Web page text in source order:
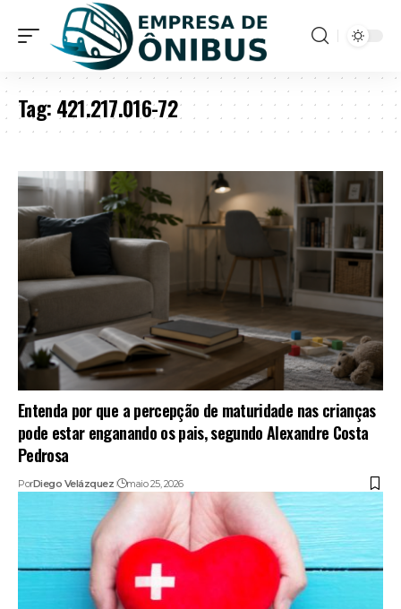
Tag:421.217.016-72
Entenda por que a percepção de maturidade nas crianças
pode estar enganando os pais, segundo Alexandre Costa
Pedrosa
PorDiego Velázquez maio 25, 2026